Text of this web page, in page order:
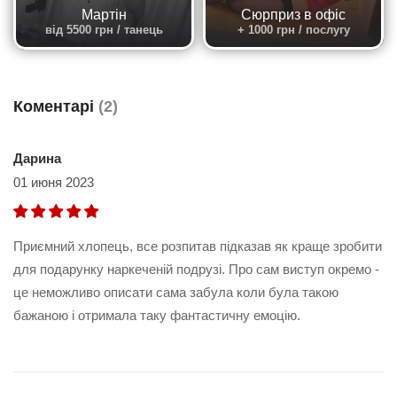
Мартін
від 5500 грн / танець
Сюрприз в офіс
+ 1000 грн / послугу
Коментарі (2)
Дарина
01 июня 2023
Приємний хлопець, все розпитав підказав як краще зробити
для подарунку наркеченій подрузі. Про сам виступ окремо -
це неможливо описати сама забула коли була такою
бажаною і отримала таку фантастичну емоцію.